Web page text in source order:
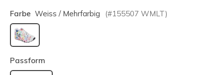
Farbe Weiss / Mehrfarbig (#155507 WMLT)
ausgewählt
Passform